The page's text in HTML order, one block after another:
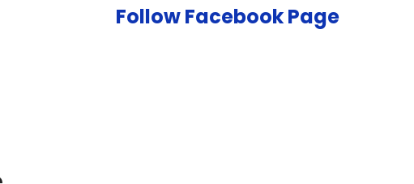
Follow Facebook Page